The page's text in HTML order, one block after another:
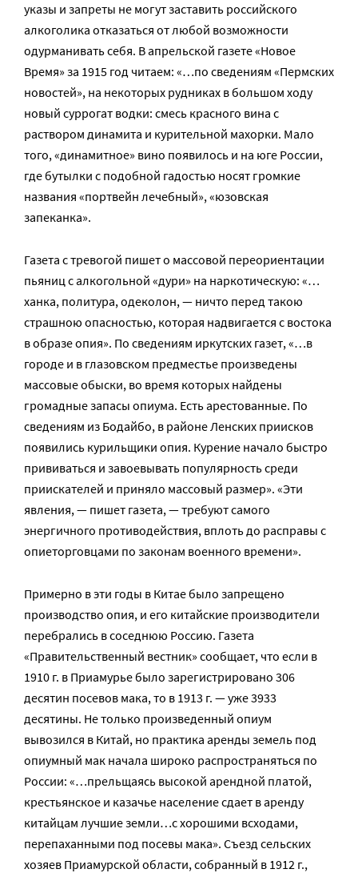
указы и запреты не могут заставить российского
алкоголика отказаться от любой возможности
одурманивать себя. В апрельской газете «Новое
Время» за 1915 год читаем: «…по сведениям «Пермских
новостей», на некоторых рудниках в большом ходу
новый суррогат водки: смесь красного вина с
раствором динамита и курительной махорки. Мало
того, «динамитное» вино появилось и на юге России,
где бутылки с подобной гадостью носят громкие
названия «портвейн лечебный», «юзовская
запеканка».
Газета с тревогой пишет о массовой переориентации
пьяниц с алкогольной «дури» на наркотическую: «…
ханка, политура, одеколон, — ничто перед такою
страшною опасностью, которая надвигается с востока
в образе опия». По сведениям иркутских газет, «…в
городе и в глазовском предместье произведены
массовые обыски, во время которых найдены
громадные запасы опиума. Есть арестованные. По
сведениям из Бодайбо, в районе Ленских приисков
появились курильщики опия. Курение начало быстро
прививаться и завоевывать популярность среди
приискателей и приняло массовый размер». «Эти
явления, — пишет газета, — требуют самого
энергичного противодействия, вплоть до расправы с
опиеторговцами по законам военного времени».
Примерно в эти годы в Китае было запрещено
производство опия, и его китайские производители
перебрались в соседнюю Россию. Газета
«Правительственный вестник» сообщает, что если в
1910 г. в Приамурье было зарегистрировано 306
десятин посевов мака, то в 1913 г. — уже 3933
десятины. Не только произведенный опиум
вывозился в Китай, но практика аренды земель под
опиумный мак начала широко распространяться по
России: «…прельщаясь высокой арендной платой,
крестьянское и казачье население сдает в аренду
китайцам лучшие земли…с хорошими всходами,
перепаханными под посевы мака». Съезд сельских
хозяев Приамурской области, собранный в 1912 г.,